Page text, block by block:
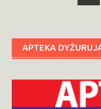
APTEKA